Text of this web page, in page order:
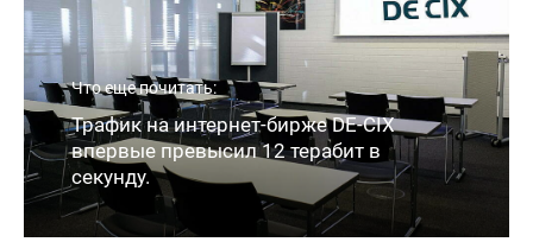
Что еще почитать:
Трафик на интернет-бирже DE-CIX
впервые превысил 12 терабит в
секунду.